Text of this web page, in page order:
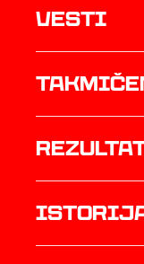
Vesti